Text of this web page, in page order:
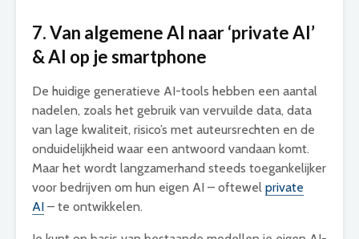
7. Van algemene AI naar ‘private AI’
& AI op je smartphone
De huidige generatieve AI-tools hebben een aantal
nadelen, zoals het gebruik van vervuilde data, data
van lage kwaliteit, risico’s met auteursrechten en de
onduidelijkheid waar een antwoord vandaan komt.
Maar het wordt langzamerhand steeds toegankelijker
voor bedrijven om hun eigen AI – oftewel private
AI – te ontwikkelen.